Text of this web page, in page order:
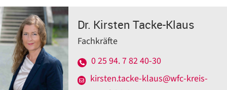
Dr. Kirsten Tacke-Klaus
Fachkräfte
0 25 94. 7 82 40-30
kirsten.tacke-klaus@wfc-kreis-